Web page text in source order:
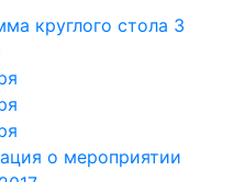
круглого стола 3
о мероприятии